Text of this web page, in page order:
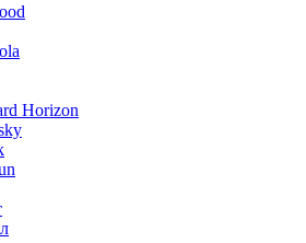
Horizon